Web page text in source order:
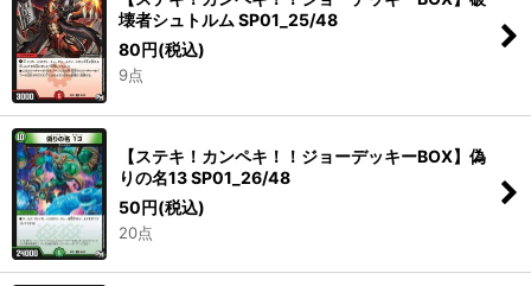
壊者シュトルム SP01_25/48
80 円(税込)
9点
【ステキ！カンペキ！！ジョーデッキーBOX】偽
りの名13 SP01_26/48
50円(税込)
20点